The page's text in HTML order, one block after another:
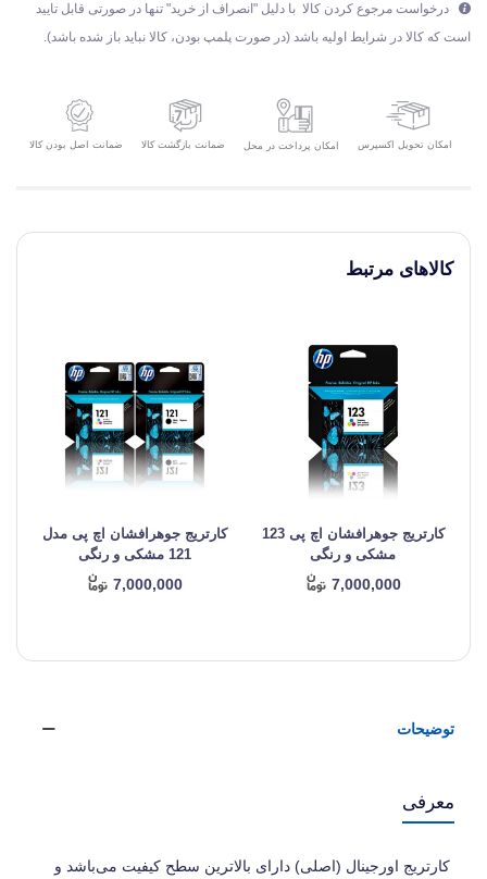
درخواست مرجوع کردن کالا با دلیل "انصراف از خرید" تنها در صورتی قابل تایید
است که کالا در شرایط اولیه باشد (در صورت پلمپ بودن، کالا نباید باز شده باشد).
امکان تحویل اکسپرس امکان پرداخت در محل ضمانت بازگشت کالا ضمانت اصل بودن کالا
کالاهای مرتبط
کارتریج جوهرافشان اچ پی 123
مشکی و رنگی
7,000,000
کارتریج جوهرافشان اچ پی مدل
121 مشکی و رنگی
7,000,000
توضیحات
معرفی
کارتریج اورجینال (اصلی) دارای بالاترین سطح کیفیت می‌باشد و